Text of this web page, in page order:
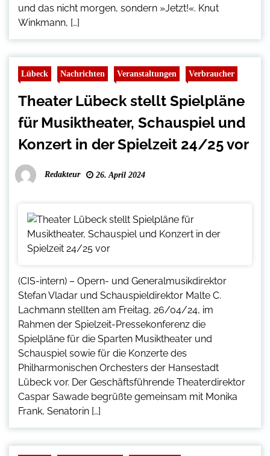
und das nicht morgen, sondern »Jetzt!«. Knut
Winkmann, […]
Lübeck Nachrichten Veranstaltungen Verbraucher
Theater Lübeck stellt Spielpläne
für Musiktheater, Schauspiel und
Konzert in der Spielzeit 24/25 vor
Redakteur 26. April 2024
(CIS-intern) – Opern- und Generalmusikdirektor
Stefan Vladar und Schauspieldirektor Malte C.
Lachmann stellten am Freitag, 26/04/24, im
Rahmen der Spielzeit-Pressekonferenz die
Spielpläne für die Sparten Musiktheater und
Schauspiel sowie für die Konzerte des
Philharmonischen Orchesters der Hansestadt
Lübeck vor. Der Geschäftsführende Theaterdirektor
Caspar Sawade begrüßte gemeinsam mit Monika
Frank, Senatorin […]